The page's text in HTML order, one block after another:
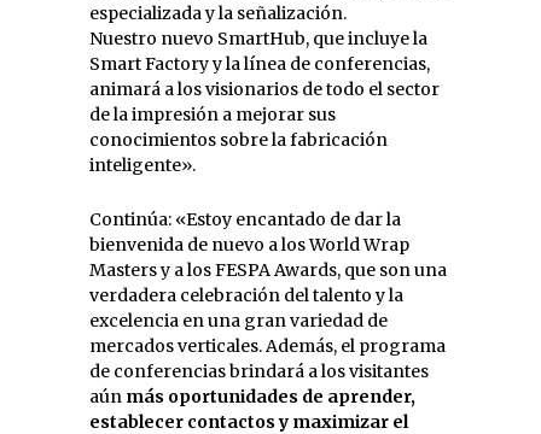
especializada y la señalización.
Nuestro nuevo SmartHub, que incluye la
Smart Factory y la línea de conferencias,
animará a los visionarios de todo el sector
de la impresión a mejorar sus
conocimientos sobre la fabricación
inteligente».
Continúa: «Estoy encantado de dar la
bienvenida de nuevo a los World Wrap
Masters y a los FESPA Awards, que son una
verdadera celebración del talento y la
excelencia en una gran variedad de
mercados verticales. Además, el programa
de conferencias brindará a los visitantes
aún más oportunidades de aprender,
establecer contactos y maximizar el